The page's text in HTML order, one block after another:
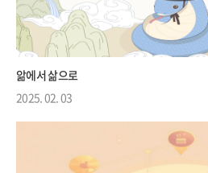
앎에서 삶으로
2025. 02. 03